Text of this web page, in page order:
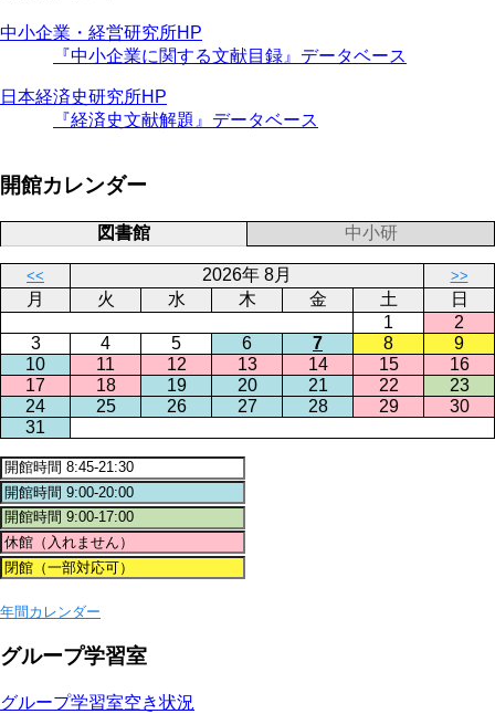
中小企業・経営研究所HP
『中小企業に関する文献目録』データベース
日本経済史研究所HP
『経済史文献解題』データベース
開館カレンダー
図書館 中小研
<< 2026年 8月 >>
月 火 水 木 金 土
日
1
2
3
4 5 6 7 8
9
10
11 12 13 14 15
16
17
18 19 20 21 22
23
24
25 26 27 28 29
30
31
年間カレンダー
グループ学習室
グループ学習室空き状況